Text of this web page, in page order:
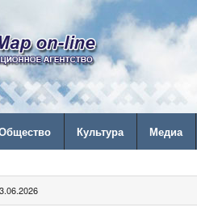
Культура Медиа